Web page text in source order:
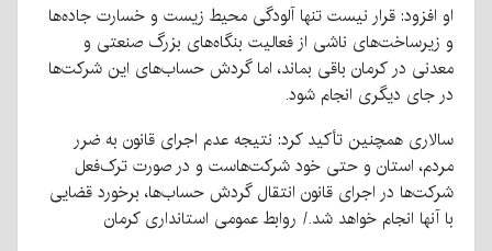
او افزود: قرار نیست تنها آلودگی محیط زیست و خسارت جاده‌ها
و زیرساخت‌های ناشی از فعالیت بنگاه‌های بزرگ صنعتی و
معدنی در کرمان باقی بماند، اما گردش حساب‌های این شرکت‌ها
در جای دیگری انجام شود.
سالاری همچنین تأکید کرد: نتیجه عدم اجرای قانون به ضرر
مردم، استان و حتی خود شرکت‌هاست و در صورت ترک‌فعل
شرکت‌ها در اجرای قانون انتقال گردش حساب‌ها، برخورد قضایی
با آنها انجام خواهد شد./ روابط عمومی استانداری کرمان